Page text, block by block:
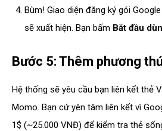
Bùm! Giao diện đăng ký gói
sẽ xuất hiện. Bạn bấm Bắt đầu
Bước 5: Thêm phương
Hệ thống sẽ yêu cầu bạn liên kết thẻ
Momo. Bạn cứ yên tâm liên kết vì
1$ (~25.000 VNĐ) để kiểm tra thẻ